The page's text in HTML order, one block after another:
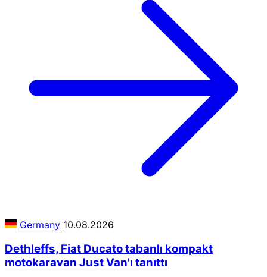
Germany 10.08.2026
Dethleffs, Fiat Ducato tabanlı kompakt
motokaravan Just Van'ı tanıttı